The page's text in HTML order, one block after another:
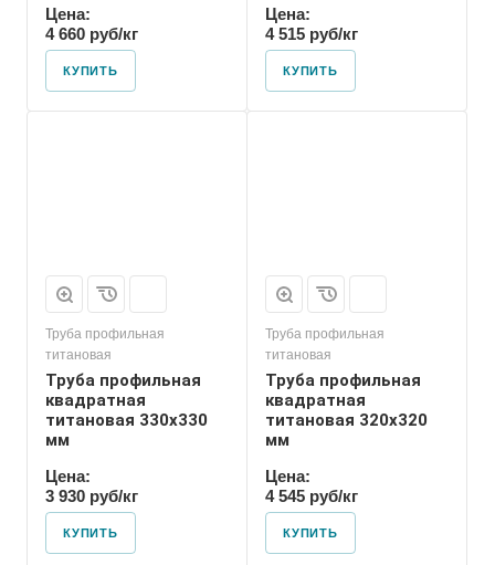
Цена:
4 660 руб/кг
КУПИТЬ
Цена:
4 515 руб/кг
КУПИТЬ
Труба профильная
титановая
Труба профильная
квадратная
титановая 330х330
мм
Цена:
3 930 руб/кг
КУПИТЬ
Труба профильная
титановая
Труба профильная
квадратная
титановая 320х320
мм
Цена:
4 545 руб/кг
КУПИТЬ